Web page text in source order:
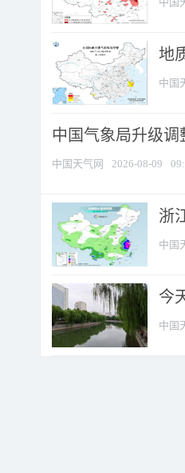
地
中国
中国气象局升级
中国天气网 2026-08-09
浙
中国
今
中国